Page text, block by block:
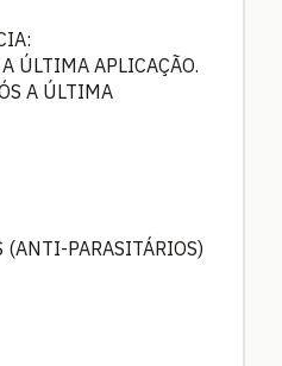
ÚLTIMA APLICAÇÃO.
A ÚLTIMA
(ANTI-PARASITÁRIOS)